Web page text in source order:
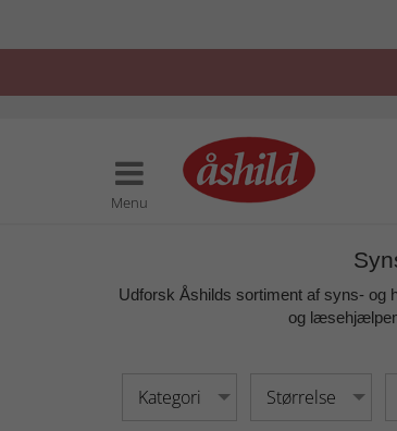
Menu
Udforsk Åshilds sortiment af syns- og
og
Kategori Størrelse